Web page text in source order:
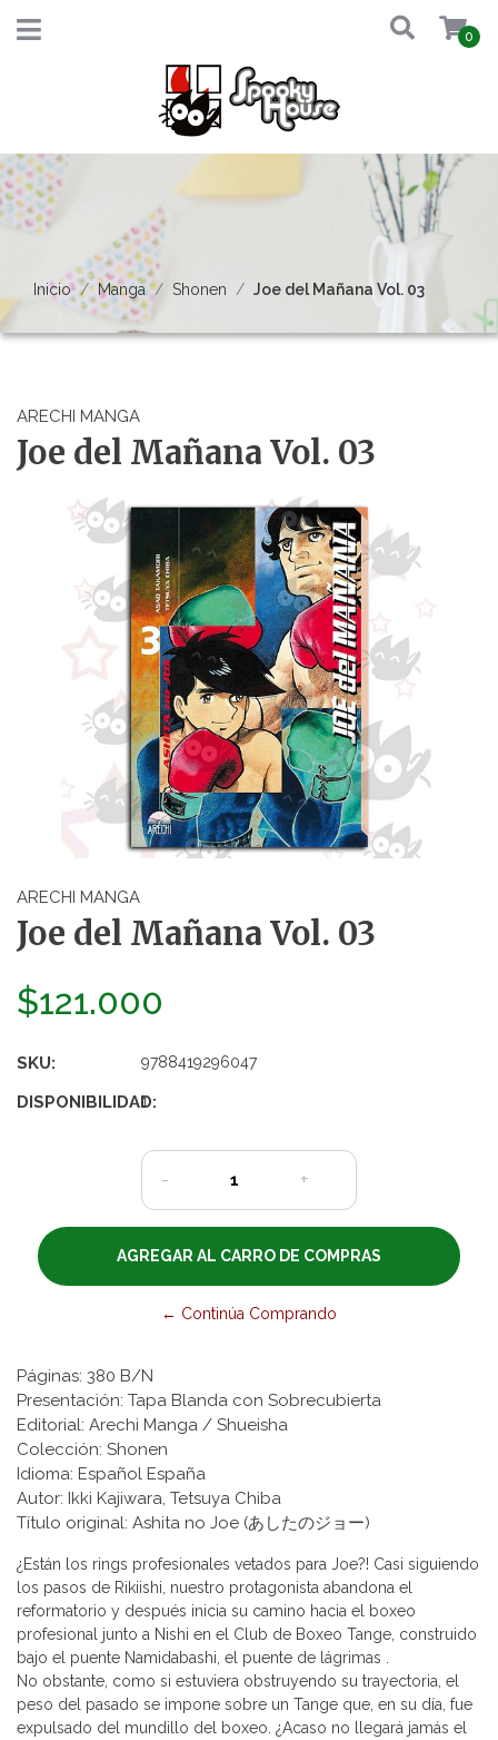
0
Inicio Manga Shonen Joe del Mañana Vol. 03
ARECHI MANGA
Joe del Mañana Vol. 03
ARECHI MANGA
Joe del Mañana Vol. 03
$121.000
SKU: 9788419296047
DISPONIBILIDAD:
1
- +
← Continúa Comprando
Páginas: 380 B/N
Presentación: Tapa Blanda con Sobrecubierta
Editorial: Arechi Manga / Shueisha
Colección: Shonen
Idioma: Español España
Autor: Ikki Kajiwara, Tetsuya Chiba
Título original: Ashita no Joe (あしたのジョー)
¿Están los rings profesionales vetados para Joe?! Casi siguiendo
los pasos de Rikiishi, nuestro protagonista abandona el
reformatorio y después inicia su camino hacia el boxeo
profesional junto a Nishi en el Club de Boxeo Tange, construido
bajo el puente Namidabashi, el puente de lágrimas .
No obstante, como si estuviera obstruyendo su trayectoria, el
peso del pasado se impone sobre un Tange que, en su día, fue
expulsado del mundillo del boxeo. ¿Acaso no llegará jamás el